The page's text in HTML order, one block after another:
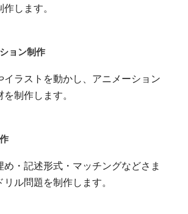
します。
ョン制作
イラストを動かし、アニメーション
制作します。
・記述形式・マッチングなどさま
ル問題を制作します。